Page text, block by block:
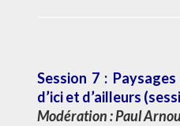
Session 7 :
d’ici et d’ailleurs
Modération :Paul